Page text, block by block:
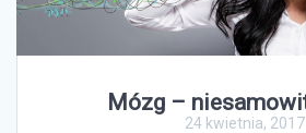
Mózg –
24 kwietnia, 2017